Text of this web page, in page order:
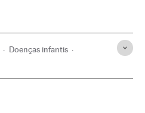
Doenças infantis